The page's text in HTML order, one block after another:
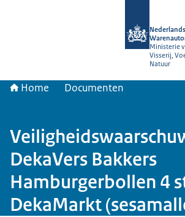
Ministerie
Visserij,
Natuur
Home Documenten
DekaVers Bakkers
Hamburgerbollen 4
DekaMarkt